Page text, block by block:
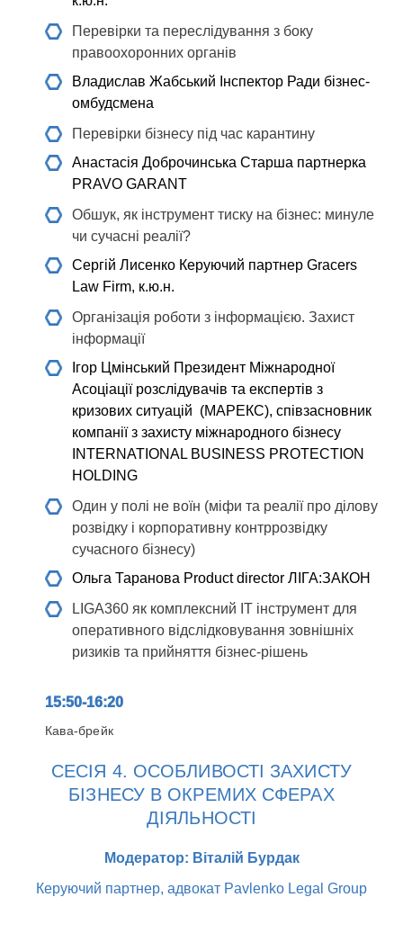
Перевірки та переслідування з боку
правоохоронних органів
Владислав Жабський Інспектор Ради бізнес-
омбудсмена
Перевірки бізнесу під час карантину
Анастасія Доброчинська Старша партнерка
PRAVO GARANT
Обшук, як інструмент тиску на бізнес: минуле
чи сучасні реалії?
Сергій Лисенко Керуючий партнер Gracers
Law Firm, к.ю.н.
Організація роботи з інформацією. Захист
інформації
Ігор Цмінський Президент Міжнародної
Асоціації розслідувачів та експертів з
кризових ситуацій (МАРЕКС), співзасновник
компанії з захисту міжнародного бізнесу
INTERNATIONAL BUSINESS PROTECTION
HOLDING
Один у полі не воїн (міфи та реалії про ділову
розвідку і корпоративну контррозвідку
сучасного бізнесу)
Ольга Таранова Product director ЛІГА:ЗАКОН
LIGA360 як комплексний IT інструмент для
оперативного відслідковування зовнішніх
ризиків та прийняття бізнес-рішень
15:50-16:20
Кава-брейк
СЕСІЯ 4. ОСОБЛИВОСТІ ЗАХИСТУ
БІЗНЕСУ В ОКРЕМИХ СФЕРАХ
ДІЯЛЬНОСТІ
Модератор: Віталій Бурдак
Керуючий партнер, адвокат Pavlenko Legal Group